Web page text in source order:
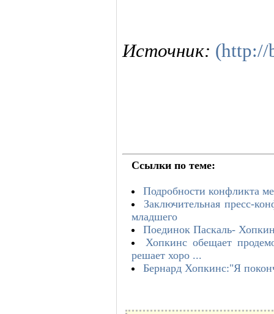
Источник: (http://
Ссылки по теме:
Подробности конфликта
Заключительная пресс-
младшегo
Поединок Паскаль-
Хопкинс обещает
решает хоро ...
Бернард Хопкинс:"Я